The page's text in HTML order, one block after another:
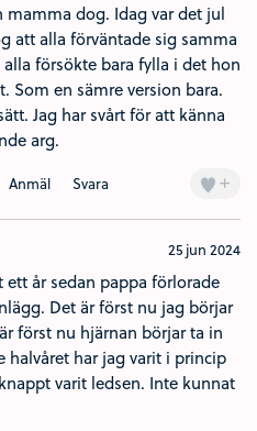
mamma dog. Idag var det jul
att alla förväntade sig samma
försökte bara fylla i det hon
Som en sämre version bara.
Jag har svårt för att känna
arg.
Anmäl Svara +
25 jun 2024
år sedan pappa förlorade
Det är först nu jag börjar
först nu hjärnan börjar ta in
halvåret har jag varit i princip
varit ledsen. Inte kunnat